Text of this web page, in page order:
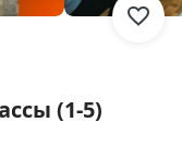
(1-5)